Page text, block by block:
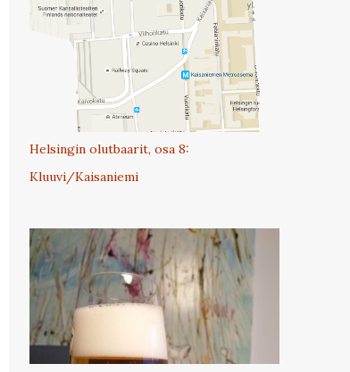
Helsingin olutbaarit, osa 8:
Kluuvi/Kaisaniemi